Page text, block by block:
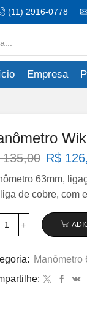
(11) 2916-0778
Empresa
135,00 O
original
era:
R$
R$
63mm,
de cobre, com
Manômetro
63mm
Vertical
1990×140
Manômetro